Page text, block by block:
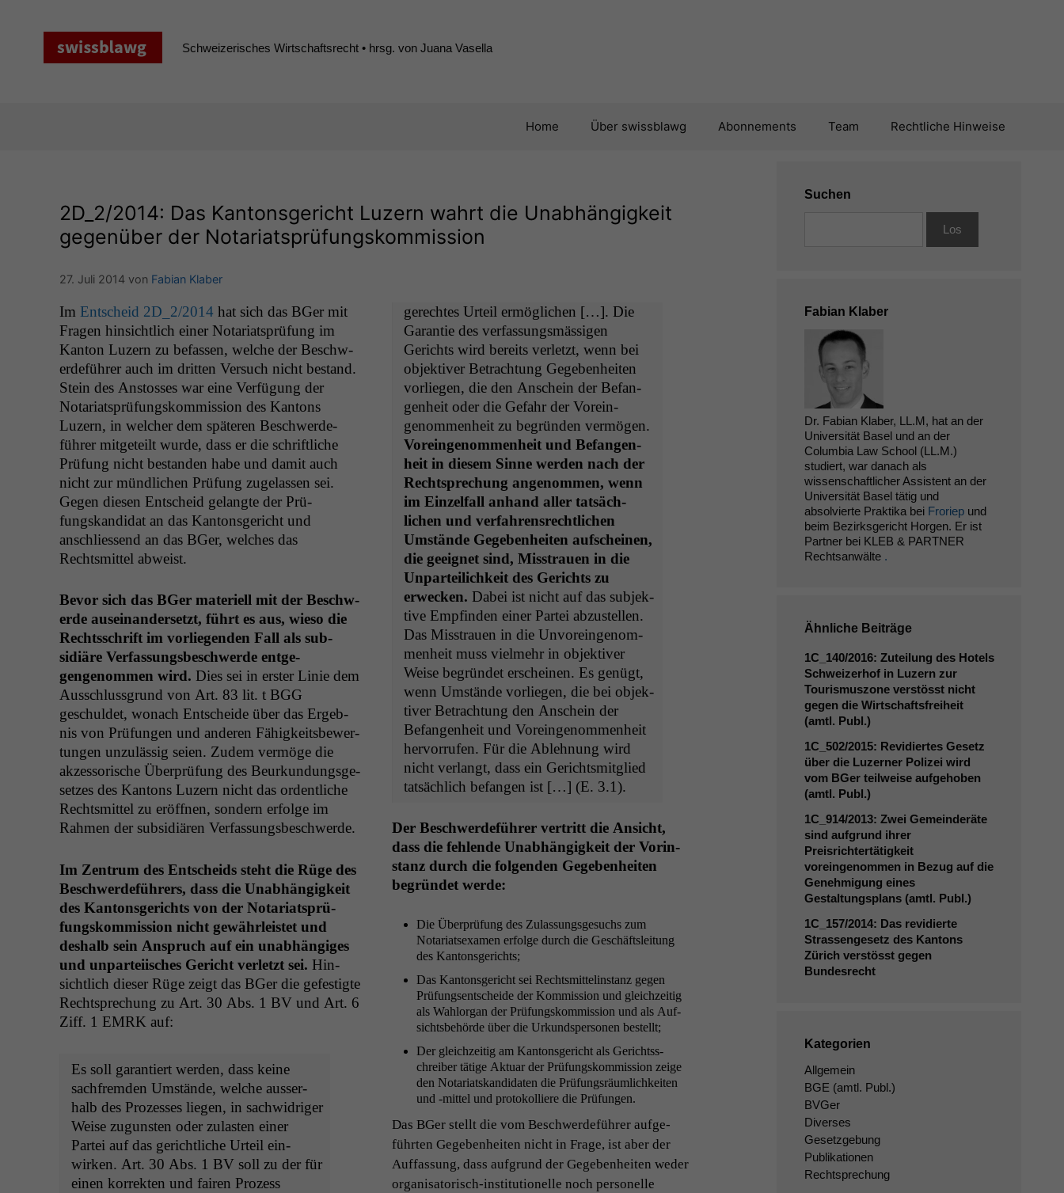
Schweizerisches Wirtschaftsrecht • hrsg. von Juana Vasella
Home Über swissblawg Abonnements Team Rechtliche Hinweise
2D_2/2014: Das Kantonsgericht Luzern wahrt die Unabhängigkeit
gegenüber der Notariatsprüfungskommission
27. Juli 2014 von Fabian Klaber
Im Entscheid 2D_2/2014 hat sich das BGer mit
Fra­gen hin­sichtlich ein­er Notari­at­sprü­fung im
Kan­ton Luzern zu befassen, welche der Beschw­
erde­führer auch im drit­ten Ver­such nicht bestand.
Stein des Anstoss­es war eine Ver­fü­gung der
Notari­at­sprü­fungskom­mis­sion des Kan­tons
Luzern, in welch­er dem späteren Beschw­erde­
führer mit­geteilt wurde, dass er die schriftliche
Prü­fung nicht bestanden habe und damit auch
nicht zur mündlichen Prü­fung zuge­lassen sei.
Gegen diesen Entscheid gelangte der Prü­
fungskan­di­dat an das Kan­ton­s­gericht und
anschliessend an das BGer, welch­es das
Rechtsmit­tel abweist.
Bevor sich das BGer materiell mit der Beschw­
erde auseinan­der­set­zt, führt es aus, wieso die
Rechtss­chrift im vor­liegen­den Fall als sub­
sidiäre Ver­fas­sungs­beschw­erde ent­ge­
gengenom­men wird. Dies sei in erster Lin­ie dem
Auss­chlussgrund von Art. 83 lit. t BGG
geschuldet, wonach Entschei­de über das Ergeb­
nis von Prü­fun­gen und anderen Fähigkeits­be­w­er­
tun­gen unzuläs­sig seien. Zudem ver­möge die
akzes­sorische Über­prü­fung des Beurkun­dungs­ge­
set­zes des Kan­tons Luzern nicht das ordentliche
Rechtsmit­tel zu eröff­nen, son­dern erfolge im
Rah­men der sub­sidiären Verfassungsbeschwerde.
Im Zen­trum des Entschei­ds ste­ht die Rüge des
Beschw­erde­führers, dass die Unab­hängigkeit
des Kan­ton­s­gerichts von der Notari­at­sprü­
fungskom­mis­sion nicht gewährleis­tet und
deshalb sein Anspruch auf ein unab­hängiges
und unpartei­is­ches Gericht ver­let­zt sei. Hin­
sichtlich dieser Rüge zeigt das BGer die gefes­tigte
Recht­sprechung zu Art. 30 Abs. 1 BVund Art. 6
Ziff. 1 EMRK auf:
Es soll garantiert wer­den, dass keine
sach­frem­den Umstände, welche ausser­
halb des Prozess­es liegen, in sach­widriger
Weise zugun­sten oder zulas­ten ein­er
Partei auf das gerichtliche Urteil ein­
wirken. Art. 30 Abs. 1 BVsoll zu der für
einen kor­rek­ten und fairen Prozess
gerecht­es Urteil ermöglichen […]. Die
Garantie des ver­fas­sungsmäs­si­gen
Gerichts wird bere­its ver­let­zt, wenn bei
objek­tiv­er Betra­ch­tung Gegeben­heit­en
vor­liegen, die den Anschein der Befan­
gen­heit oder die Gefahr der Vor­ein­
genom­men­heit zu begrün­den ver­mö­gen.
Vor­ein­genom­men­heit und Befan­gen­
heit in diesem Sinne wer­den nach der
Recht­sprechung angenom­men, wenn
im Einzelfall anhand aller tat­säch­
lichen und ver­fahren­srechtlichen
Umstände Gegeben­heit­en auf­scheinen,
die geeignet sind, Mis­strauen in die
Unparteilichkeit des Gerichts zu
erweck­en. Dabei ist nicht auf das sub­jek­
tive Empfind­en ein­er Partei abzustellen.
Das Mis­strauen in die Unvor­ein­genom­
men­heit muss vielmehr in objek­tiv­er
Weise begrün­det erscheinen. Es genügt,
wenn Umstände vor­liegen, die bei objek­
tiv­er Betra­ch­tung den Anschein der
Befan­gen­heit und Vor­ein­genom­men­heit
her­vor­rufen. Für die Ablehnung wird
nicht ver­langt, dass ein Gerichtsmit­glied
tat­säch­lich befan­gen ist […] (E. 3.1).
Der Beschw­erde­führer ver­tritt die Ansicht,
dass die fehlende Unab­hängigkeit der Vorin­
stanz durch die fol­gen­den Gegeben­heit­en
begrün­det werde:
Die Über­prü­fung des Zulas­sungs­ge­suchs zum
Notari­at­sex­a­m­en erfolge durch die Geschäft­sleitung
des Kantonsgerichts;
Das Kan­ton­s­gericht sei Rechtsmit­telin­stanz gegen
Prü­fungsentschei­de der Kom­mis­sion und gle­ichzeit­ig
als Wahlor­gan der Prü­fungskom­mis­sion und als Auf­
sichts­be­hörde über die Urkundsper­so­n­en bestellt;
Der gle­ichzeit­ig am Kan­ton­s­gericht als Gerichtss­
chreiber tätige Aktu­ar der Prü­fungskom­mis­sion zeige
den Notari­atskan­di­dat­en die Prü­fungsräum­lichkeit­en
und ‑mit­tel und pro­tokol­liere die Prüfungen.
Das BGer stellt die vom Beschw­erde­führer aufge­
führten Gegeben­heit­en nicht in Frage, ist aber der
Auf­fas­sung, dass auf­grund der Gegeben­heit­en wed­er
organ­isatorisch-insti­tu­tionelle noch per­son­elle
Suchen
Fabian Klaber
Dr. Fabian Klaber, LL.M, hat an der
Universität Basel und an der
Columbia Law School (LL.M.)
studiert, war danach als
wissenschaftlicher Assistent an der
Universität Basel tätig und
absolvierte Praktika bei Froriepund
beim Bezirksgericht Horgen. Er ist
Partner bei KLEB & PARTNER
Rechtsanwälte .
Ähnliche Beiträge
1C_140/2016: Zuteilung des Hotels
Schweizerhof in Luzern zur
Tourismuszone verstösst nicht
gegen die Wirtschaftsfreiheit
(amtl. Publ.)
1C_502/2015: Revidiertes Gesetz
über die Luzerner Polizei wird
vom BGer teilweise aufgehoben
(amtl. Publ.)
1C_914/2013: Zwei Gemeinderäte
sind aufgrund ihrer
Preisrichtertätigkeit
voreingenommen in Bezug auf die
Genehmigung eines
Gestaltungsplans (amtl. Publ.)
1C_157/2014: Das revidierte
Strassengesetz des Kantons
Zürich verstösst gegen
Bundesrecht
Kategorien
Allgemein
BGE (amtl. Publ.)
BVGer
Diverses
Gesetzgebung
Publikationen
Rechtsprechung